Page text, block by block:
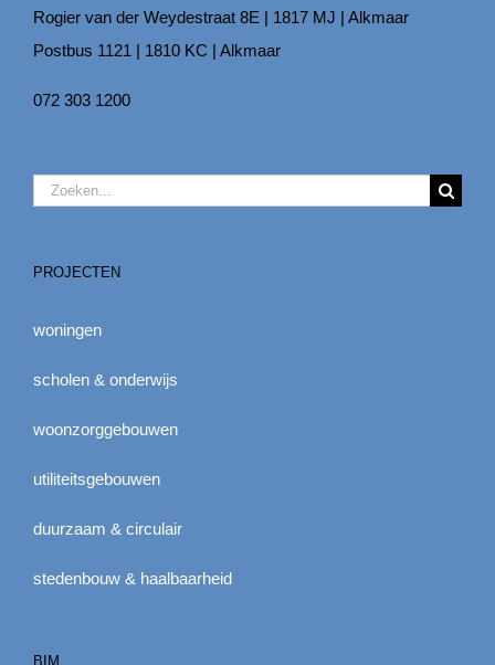
Rogier van der Weydestraat 8E | 1817 MJ | Alkmaar
Postbus 1121 | 1810 KC | Alkmaar
072 303 1200
Zoeken
PROJECTEN
woningen
scholen & onderwijs
woonzorggebouwen
utiliteitsgebouwen
duurzaam & circulair
stedenbouw & haalbaarheid
BIM